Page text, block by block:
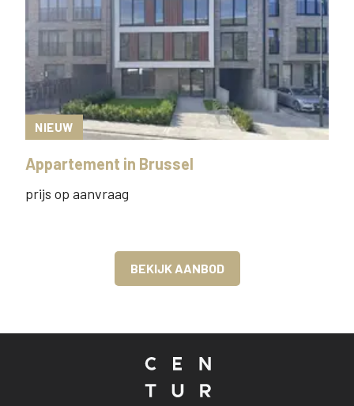
NIEUW
Appartement in Brussel
prijs op aanvraag
BEKIJK AANBOD